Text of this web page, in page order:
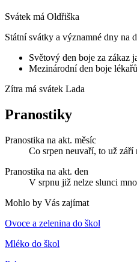
Svátek má Oldřiška
Státní svátky a významné dny na
Světový den boje za zákaz
Mezinárodní den boje
Zítra má svátek Lada
Pranostiky
Pranostika na akt. měsíc
Co srpen neuvaří, to už září
Pranostika na akt. den
V srpnu již nelze slunci
Mohlo by Vás zajímat
Ovoce a zelenina do škol
Mléko do škol